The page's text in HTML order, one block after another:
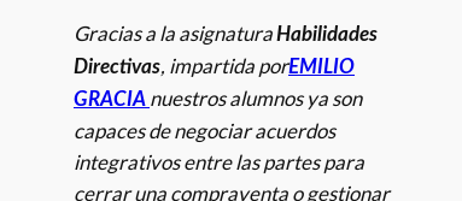
Gracias a la asignaturaHabilidades
Directivas, impartida porEMILIO
GRACIA nuestros alumnos ya son
capaces de negociar acuerdos
integrativos entre las partes para
cerrar una compraventa o gestionar